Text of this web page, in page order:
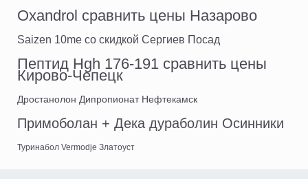
Oxandrol сравнить цены Назарово
Saizen 10me со скидкой Сергиев Посад
Пептид Hgh 176-191 сравнить цены
Кирово-Чепецк
Дростанолон Дипропионат Нефтекамск
Примоболан + Дека дураболин Осинники
Туринабол Vermodje Златоуст